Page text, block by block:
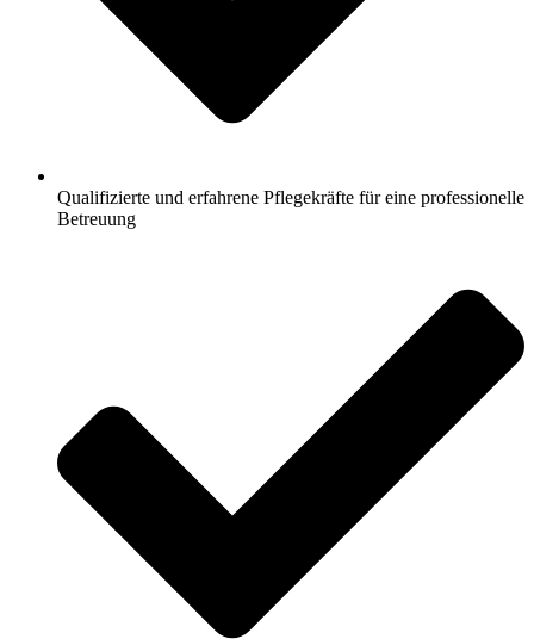
Qualifizierte und erfahrene Pflegekräfte für eine professionelle
Betreuung